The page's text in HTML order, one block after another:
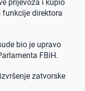
prijevoza i kupio
direktora
bio je upravo
FBiH.
zatvorske